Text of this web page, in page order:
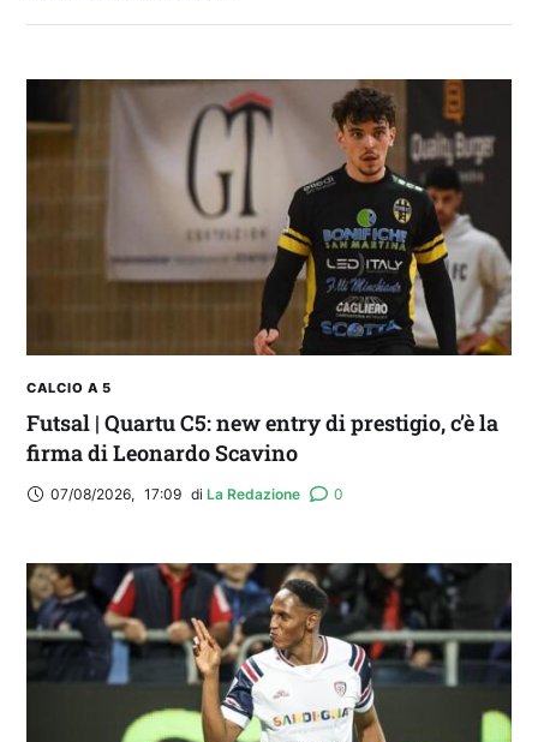
Balliana: “Firmare con la Bora è come andare al
Real Madrid. Ora obiettivo Lunigiana”
CALCIO A 5
Futsal | Quartu C5: new entry di prestigio, c’è la
firma di Leonardo Scavino
07/08/2026, 17:09 di La Redazione 0